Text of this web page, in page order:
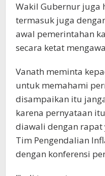
Wakil Gubernur juga
termasuk juga
awal pemerintahan
secara ketat
Vanath meminta
untuk memahami
disampaikan itu
karena pernyataan
diawali dengan
Tim Pengendalian
dengan konferensi